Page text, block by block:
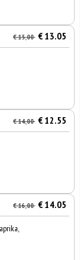
€ 15,00 € 13.05
€ 14,00 € 12.55
€ 16,00 € 14.05